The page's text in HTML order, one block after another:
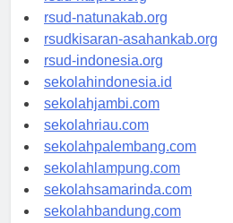
rsud-ntbprov.org
rsud-natunakab.org
rsudkisaran-asahankab.org
rsud-indonesia.org
sekolahindonesia.id
sekolahjambi.com
sekolahriau.com
sekolahpalembang.com
sekolahlampung.com
sekolahsamarinda.com